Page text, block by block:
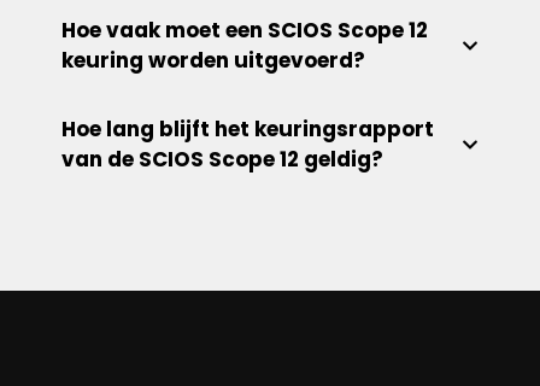
Hoe vaak moet een SCIOS Scope 12
keuring worden uitgevoerd?
Hoe lang blijft het keuringsrapport
van de SCIOS Scope 12 geldig?